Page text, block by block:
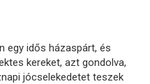
egy idős házaspárt, és
kereket, azt gondolva,
jócselekedetet teszek